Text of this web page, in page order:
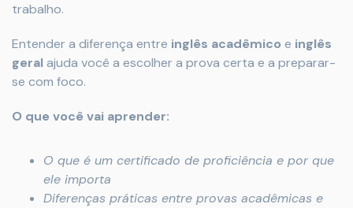
trabalho.
Entender a diferença entre inglês acadêmico e inglês
geral ajuda você a escolher a prova certa e a preparar-
se com foco.
O que você vai aprender:
O que é um certificado de proficiência e por que
ele importa
Diferenças práticas entre provas acadêmicas e